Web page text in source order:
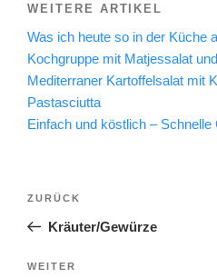
WEITERE ARTIKEL
Was ich heute so in der Küche
Kochgruppe mit Matjessalat
Mediterraner Kartoffelsalat mit
Pastasciutta
Einfach und köstlich – Schnelle
Beitragsnavigation
Vorheriger
Beitrag
ZURÜCK
Kräuter/Gewürze
Nächster
WEITER